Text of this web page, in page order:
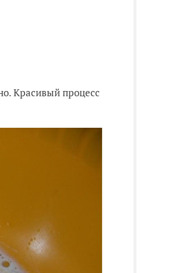
Красивый процесс